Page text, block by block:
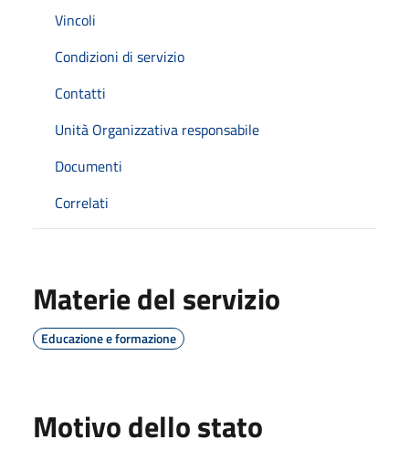
Vincoli
Condizioni di servizio
Contatti
Unità Organizzativa responsabile
Documenti
Correlati
Materie del servizio
Educazione e formazione
Motivo dello stato